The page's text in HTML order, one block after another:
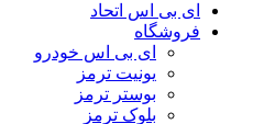
ای بی اس اتحاد
فروشگاه
ای بی اس خودرو
یونیت ترمز
بوستر ترمز
بلوک ترمز